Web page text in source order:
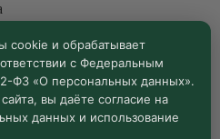
cookie и обрабатывает
с Федеральным
ФЗ «О персональных данных».
вы даёте согласие на
данных и использование